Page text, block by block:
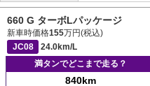
660 G ターボLパッケージ
新車時価格155万円(税込)
JC08
24.0km/L
満タンでどこまで走る？
840km